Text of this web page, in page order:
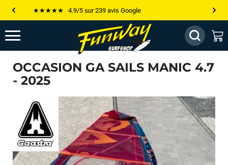
Les plus grandes marques sont chez Funway
Jusqu’à -75% de remise sur le windsurf, wingfoil, etc...
Besoin de conseils de pro ? Appelle nous !
OCCASION GA SAILS MANIC 4.7
- 2025